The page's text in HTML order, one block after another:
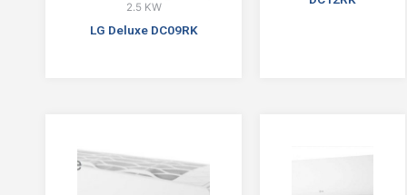
2.5 KW
LG Deluxe DC09RK